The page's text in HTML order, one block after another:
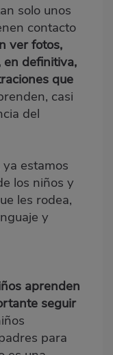
solo unos
contacto
ver fotos,
en definitiva,
que
casi
del
estamos
los niños y
les rodea,
y
aprenden
seguir
para